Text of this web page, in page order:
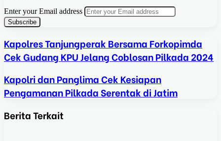
Enter your Email address
Kapolres Tanjungperak Bersama Forkopimda
Cek Gudang KPU Jelang Coblosan Pilkada 2024
Kapolri dan Panglima Cek Kesiapan
Pengamanan Pilkada Serentak di Jatim
Berita Terkait